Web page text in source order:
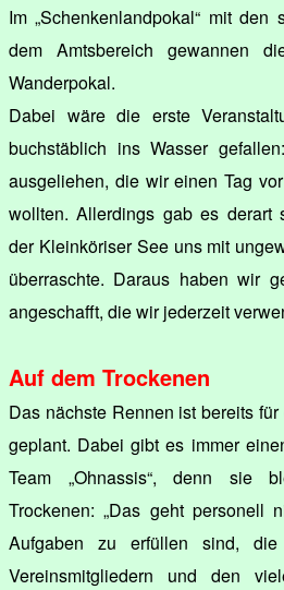
Im „Schenkenlandpokal“ mit den
dem Amtsbereich gewannen
Wanderpokal.
Dabei wäre die erste
buchstäblich ins Wasser
ausgeliehen, die wir einen Tag
wollten. Allerdings gab es derart
der Kleinköriser See uns mit
überraschte. Daraus haben wir
angeschafft, die wir jederzeit
Auf dem Trockenen
Das nächste Rennen ist bereits
geplant. Dabei gibt es immer
Team „Ohnassis“, denn sie
Trockenen: „Das geht personell
Aufgaben zu erfüllen sind,
Vereinsmitgliedern und den